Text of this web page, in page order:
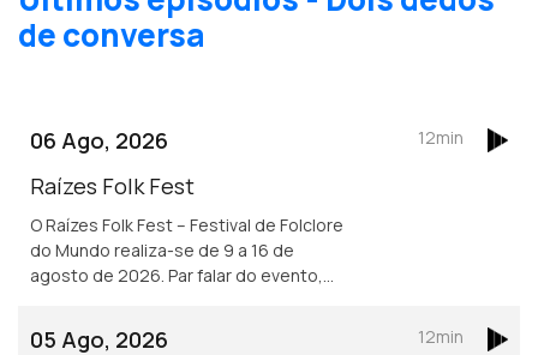
de conversa
06 Ago, 2026
Raízes Folk Fest
O Raízes Folk Fest – Festival de Folclore
do Mundo realiza-se de 9 a 16 de
agosto de 2026. Par falar do evento,
12min
05 Ago, 2026
12min